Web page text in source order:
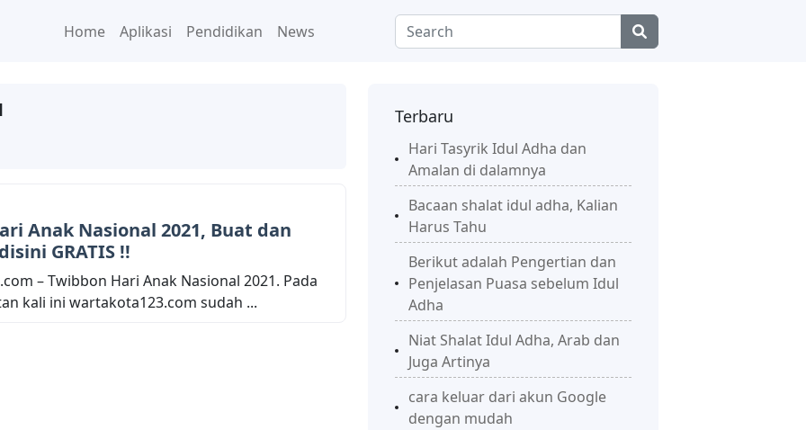
Home Aplikasi Pendidikan News
Anak Nasional 2021, Buat dan
GRATIS !!
– Twibbon Hari Anak Nasional 2021. Pada
kali ini wartakota123.com sudah ...
Terbaru
Hari Tasyrik Idul Adha dan
Amalan di dalamnya
Bacaan shalat idul adha, Kalian
Harus Tahu
Berikut adalah Pengertian dan
Penjelasan Puasa sebelum Idul
Adha
Niat Shalat Idul Adha, Arab dan
Juga Artinya
cara keluar dari akun Google
dengan mudah